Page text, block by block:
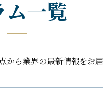
ム一覧
ら業界の最新情報をお届